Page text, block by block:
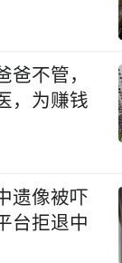
爸不管，
，为赚钱
遗像被吓
台拒退中